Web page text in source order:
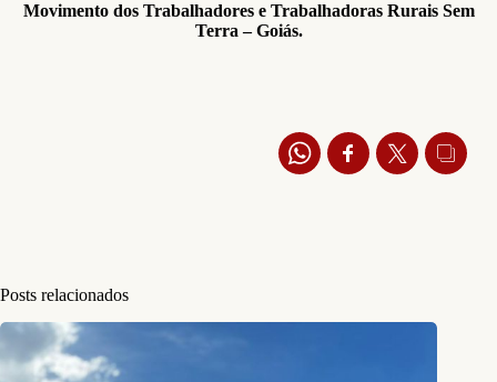
Movimento dos Trabalhadores e Trabalhadoras Rurais Sem
Terra – Goiás.
Posts relacionados